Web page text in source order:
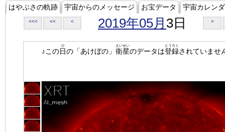
はやぶさの軌跡 宇宙からのメッセージ お宝データ 宇宙カレン
<<< << < 2019年05月 3日 >
♪この日
ひ
の「あけぼの」 衛星
えいせい
のデータは登録
とうろく
されていませ